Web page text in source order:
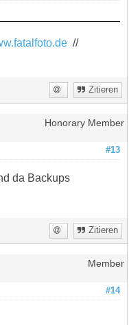
//
Zitieren
Honorary Member
#13
da Backups
Zitieren
Member
#14